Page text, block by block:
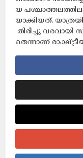
യ
യാക്കിയത്.
തിരിച്ചു
തെന്നാണ്